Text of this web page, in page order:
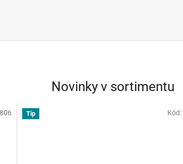
Novinky v sortimentu
Tip
Kód: